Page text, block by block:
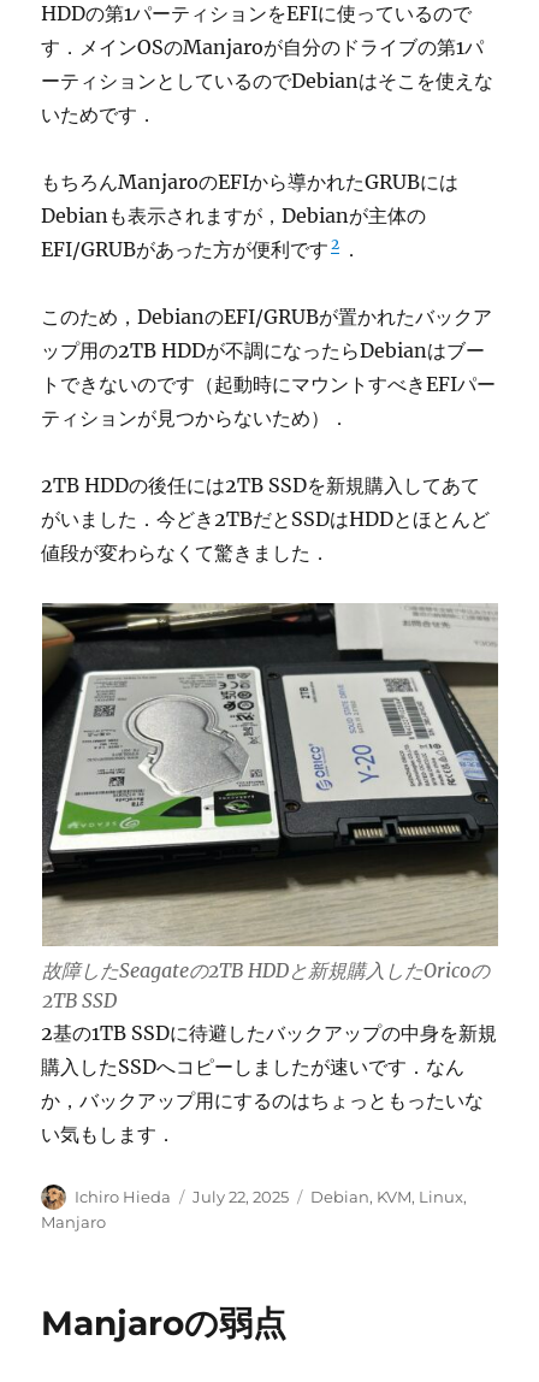
HDDの第1パーティションをEFIに使っているので
す．メインOSのManjaroが自分のドライブの第1パ
ーティションとしているのでDebianはそこを使えな
いためです．
もちろんManjaroのEFIから導かれたGRUBには
Debianも表示されますが，Debianが主体の
EFI/GRUBがあった方が便利です 2 ．
このため，DebianのEFI/GRUBが置かれたバックア
ップ用の2TB HDDが不調になったらDebianはブー
トできないのです（起動時にマウントすべきEFIパー
ティションが見つからないため）．
2TB HDDの後任には2TB SSDを新規購入してあて
がいました．今どき2TBだとSSDはHDDとほとんど
値段が変わらなくて驚きました．
故障したSeagateの2TB HDDと新規購入したOricoの
2TB SSD
2基の1TB SSDに待避したバックアップの中身を新規
購入したSSDへコピーしましたが速いです．なん
か，バックアップ用にするのはちょっともったいな
い気もします．
Author
Ichiro Hieda
Posted
July 22, 2025 Categories
Debian, KVM, Linux,
Manjaro
Manjaroの弱点